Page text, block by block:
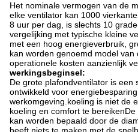
Het nominale vermogen van de
elke ventilator kan 1000
8 uur per dag, is slechts 10
vergelijking met typische kleine
met een hoog energieverbruik,
kan worden genoemd model
operationele kosten aanzienlijk
werkingsbeginsel:
De grote plafondventilator is een
ontwikkeld voor
werkomgeving.koeling is niet de
koeling en comfort te
kan worden bepaald door de